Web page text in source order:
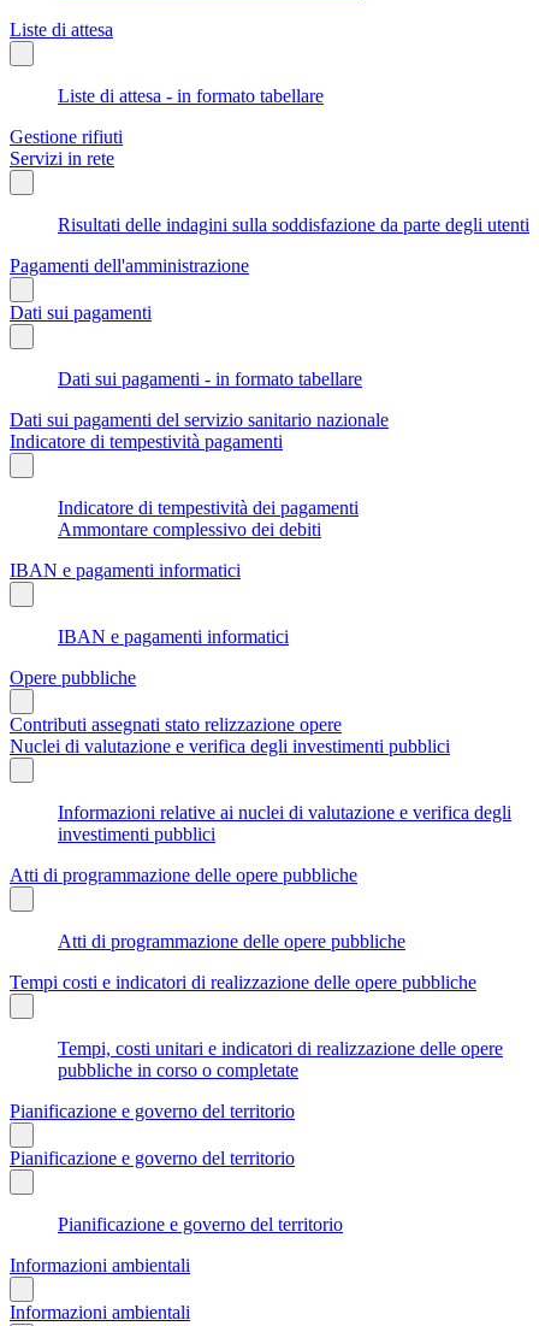
Liste di attesa
Liste di attesa - in formato tabellare
Gestione rifiuti
Servizi in rete
Risultati delle indagini sulla soddisfazione da parte degli utenti
Pagamenti dell'amministrazione
Dati sui pagamenti
Dati sui pagamenti - in formato tabellare
Dati sui pagamenti del servizio sanitario nazionale
Indicatore di tempestività pagamenti
Indicatore di tempestività dei pagamenti
Ammontare complessivo dei debiti
IBAN e pagamenti informatici
IBAN e pagamenti informatici
Opere pubbliche
Contributi assegnati stato relizzazione opere
Nuclei di valutazione e verifica degli investimenti pubblici
Informazioni relative ai nuclei di valutazione e verifica degli
investimenti pubblici
Atti di programmazione delle opere pubbliche
Atti di programmazione delle opere pubbliche
Tempi costi e indicatori di realizzazione delle opere pubbliche
Tempi, costi unitari e indicatori di realizzazione delle opere
pubbliche in corso o completate
Pianificazione e governo del territorio
Pianificazione e governo del territorio
Pianificazione e governo del territorio
Informazioni ambientali
Informazioni ambientali